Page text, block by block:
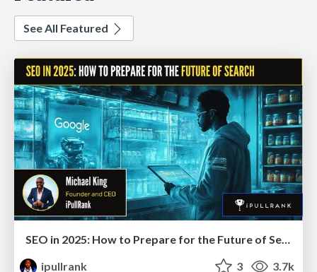
See All Featured
ipullrank
3 3.7k